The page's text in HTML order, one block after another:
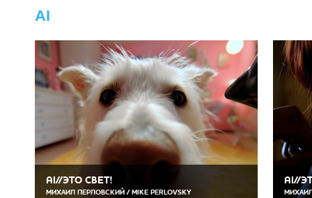
AI
AI//ЭТО СВЕТ!
МИХАИЛ ПЕРЛОВСКИЙ / MIKE PERLOVSKY
AI//
МИХАИЛ